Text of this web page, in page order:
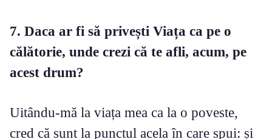
7. Daca ar fi să privești Viața ca pe o
călătorie, unde crezi că te afli, acum, pe
acest drum?
Uitându-mă la viața mea ca la o poveste,
cred că sunt la punctul acela în care spui: și